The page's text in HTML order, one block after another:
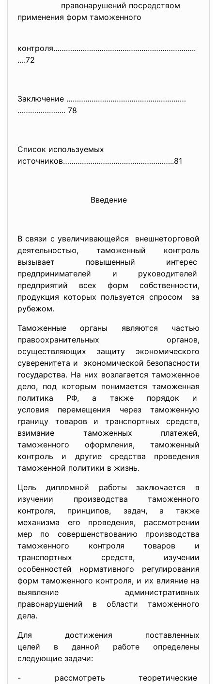
правонарушений посредством
применения форм таможенного
контроля…………………………………………………………..
….72
Заключение …………………………………………………
………………….. 78
Список используемых
источников……………………………………………..81
Введение
В связи с увеличивающейся внешнеторговой
деятельностью, таможенный контроль
вызывает повышенный интерес
предпринимателей и руководителей
предприятий всех форм собственности,
продукция которых пользуется спросом за
рубежом.
Таможенные органы являются частью
правоохранительных органов,
осуществляющих защиту экономического
суверенитета и экономической безопасности
государства. На них возлагается таможенное
дело, под которым понимается таможенная
политика РФ, а также порядок и
условия перемещения через таможенную
границу товаров и транспортных средств,
взимание таможенных платежей,
таможенного оформления, таможенный
контроль и другие средства проведения
таможенной политики в жизнь.
Цель дипломной работы заключается в
изучении производства таможенного
контроля, принципов, задач, а также
механизма его проведения, рассмотрении
мер по совершенствованию производства
таможенного контроля товаров и
транспортных средств, изучении
особенностей нормативного регулирования
форм таможенного контроля, и их влияние на
выявление административных
правонарушений в области таможенного
дела.
Для достижения поставленных
целей в данной работе определены
следующие задачи:
- рассмотреть теоретические